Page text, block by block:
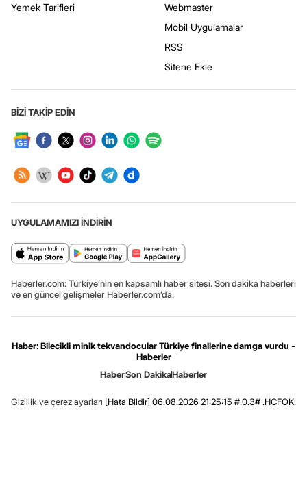
Yemek Tarifleri
Webmaster
Mobil Uygulamalar
RSS
Sitene Ekle
BİZİ TAKİP EDİN
UYGULAMAMIZI İNDİRİN
Haberler.com: Türkiye’nin en kapsamlı haber sitesi. Son dakika haberleri
ve en güncel gelişmeler Haberler.com’da.
Haber: Bilecikli minik tekvandocular Türkiye finallerine damga vurdu -
Haberler
HaberSon DakikaHaberler
Gizlilik ve çerez ayarları [Hata Bildir] 06.08.2026 21:25:15 #.0.3# .HCFOK.